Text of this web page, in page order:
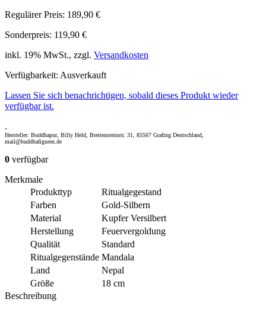
Regulärer Preis: 189,90 €
Sonderpreis: 119,90 €
inkl. 19% MwSt., zzgl. Versandkosten
Verfügbarkeit: Ausverkauft
Lassen Sie sich benachrichtigen, sobald dieses Produkt wieder
verfügbar ist.
.
Hersteller: Buddhapur, Billy Held, Breitensteinstr. 31, 85567 Grafing Deutschland,
mail@buddhafiguren.de
0 verfügbar
Merkmale
Produkttyp
Ritualgegestand
Farben
Gold-Silbern
Material
Kupfer Versilbert
Herstellung
Feuervergoldung
Qualität
Standard
Ritualgegenstände Mandala
Land
Nepal
Größe
18 cm
Beschreibung